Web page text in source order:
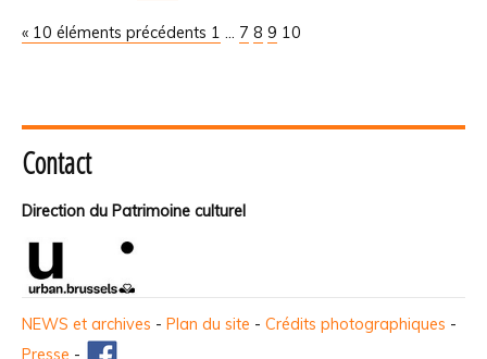
« 10 éléments précédents 1 ... 7 8 9 10
Contact
Direction du Patrimoine culturel
NEWS et archives - Plan du site - Crédits photographiques -
Presse -